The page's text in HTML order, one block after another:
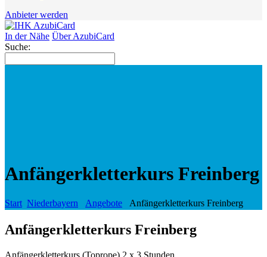
Anbieter werden
In der Nähe Über AzubiCard
Suche:
Anfängerkletterkurs Freinberg
Start Niederbayern Angebote Anfängerkletterkurs Freinberg
Anfängerkletterkurs Freinberg
Anfängerkletterkurs (Toprope) 2 x 3 Stunden